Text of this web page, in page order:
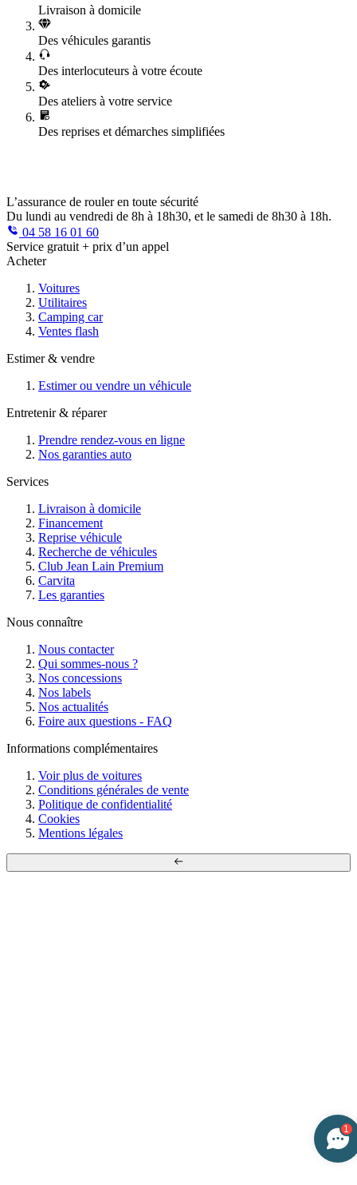
Livraison à domicile
Des véhicules garantis
Des interlocuteurs à votre écoute
Des ateliers à votre service
Des reprises et démarches simplifiées
L’assurance de rouler en toute sécurité
Du lundi au vendredi de 8h à 18h30, et le samedi de 8h30 à 18h.
04 58 16 01 60
Service gratuit + prix d’un appel
Acheter
Voitures
Utilitaires
Camping car
Ventes flash
Estimer & vendre
Estimer ou vendre un véhicule
Entretenir & réparer
Prendre rendez-vous en ligne
Nos garanties auto
Services
Livraison à domicile
Financement
Reprise véhicule
Recherche de véhicules
Club Jean Lain Premium
Carvita
Les garanties
Nous connaître
Nous contacter
Qui sommes-nous ?
Nos concessions
Nos labels
Nos actualités
Foire aux questions - FAQ
Informations complémentaires
Voir plus de voitures
Conditions générales de vente
Politique de confidentialité
Cookies
Mentions légales
1